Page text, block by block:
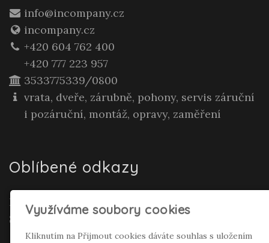
info@incompany.cz
incompany.cz
+420 604 762 400
+420 777 223 957
3533775339/0800
vrata, dveře, zárubně, pohony, servis záruční
i pozáruční, montáž, opravy, zaměření
Oblíbené odkazy
Realitní makléř Gepard Renata Polívková
Seifertová
Využíváme soubory cookies
Kliknutím na Přijmout cookies dáváte souhlas s uložením